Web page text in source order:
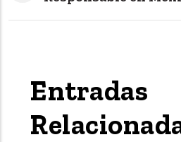
Entradas